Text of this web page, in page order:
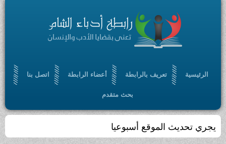
الرئيسية تعريف بالرابطة أعضاء الرابطة اتصل بنا
بحث متقدم
يجري تحديث الموقع أسبوعيا